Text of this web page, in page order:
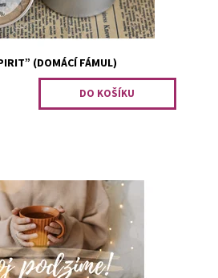
(DOMÁCÍ FÁMUL)
rok čarovnou atmosféru, kterou
nám knihomolům. Autumn leaves -
jablka...